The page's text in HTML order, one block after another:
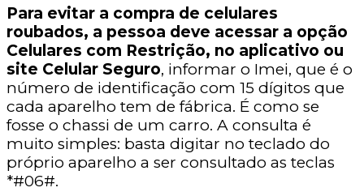
Para evitar a compra de celulares
roubados, a pessoa deve acessar a opção
Celulares com Restrição, no aplicativo ou
site Celular Seguro, informar o Imei, que é o
número de identificação com 15 dígitos que
cada aparelho tem de fábrica. É como se
fosse o chassi de um carro. A consulta é
muito simples: basta digitar no teclado do
próprio aparelho a ser consultado as teclas
*#06#.